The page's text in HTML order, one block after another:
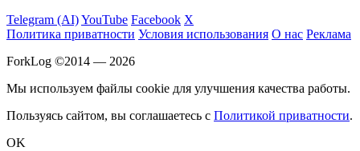
Telegram (AI)YouTube Facebook X
Политика приватности Условия использования О нас Реклама
ForkLog ©2014 — 2026
Мы используем файлы cookie для улучшения качества работы.
Пользуясь сайтом, вы соглашаетесь с Политикой приватности.
OK